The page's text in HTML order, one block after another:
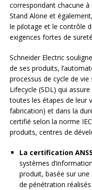
correspondant chacune
Stand Alone et
le pilotage et le contrôle
exigences fortes de
Schneider Electric
de ses produits,
processus de cycle de
Lifecycle (SDL) qui
toutes les étapes de leur
fabrication) et dans la
certifié selon la norme
produits, centres de
La certification
systèmes
produit, basée sur
de pénétration